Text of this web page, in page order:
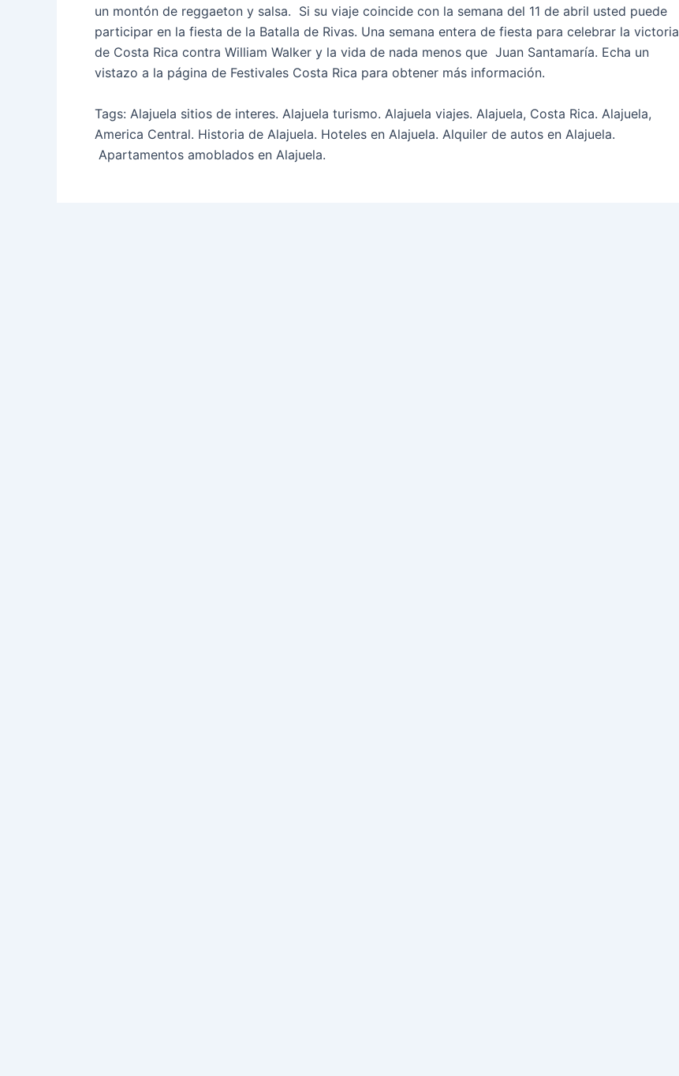
un montón de reggaeton y salsa. Si su viaje coincide con la semana del 11 de abril usted puede
participar en la fiesta de la Batalla de Rivas. Una semana entera de fiesta para celebrar la victoria
de Costa Rica contra William Walker y la vida de nada menos que Juan Santamaría. Echa un
vistazo a la página de Festivales Costa Rica para obtener más información.
Tags: Alajuela sitios de interes. Alajuela turismo. Alajuela viajes. Alajuela, Costa Rica. Alajuela,
America Central. Historia de Alajuela. Hoteles en Alajuela. Alquiler de autos en Alajuela.
Apartamentos amoblados en Alajuela.